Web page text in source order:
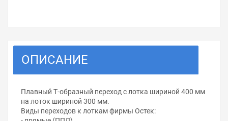
ОПИСАНИЕ
Плавный Т-образный переход с лотка шириной 400 мм
на лоток шириной 300 мм.
Виды переходов к лоткам фирмы Остек: